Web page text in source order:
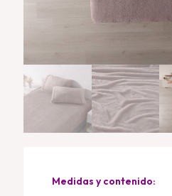
Medidas y contenido: